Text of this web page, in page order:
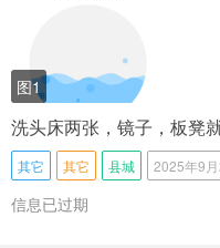
图1
洗头床两张，镜子，板凳
其它 其它 县城 2025年9
信息已过期